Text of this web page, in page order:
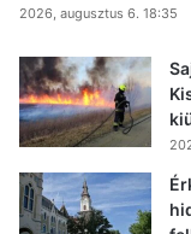
2026, augusztus 6. 18:35